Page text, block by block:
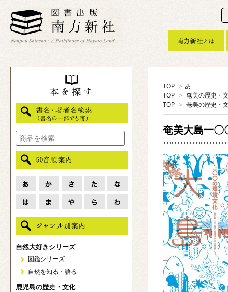
TOP > あ
TOP > 奄美の歴史・
TOP > 奄美の歴史・
奄美大島一〇
自然大好きシリーズ
図鑑シリーズ
自然を知る・語る
鹿児島の歴史・文化